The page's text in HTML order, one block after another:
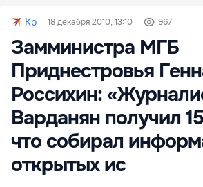
Kp 18 декабря 2010, 13:10 967
Замминистра МГБ
Приднестровья
Россихин:
Варданян получил
что собирал
открытых ис